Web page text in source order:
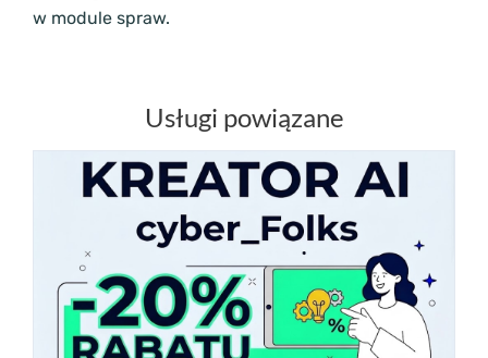
w module spraw.
Usługi powiązane